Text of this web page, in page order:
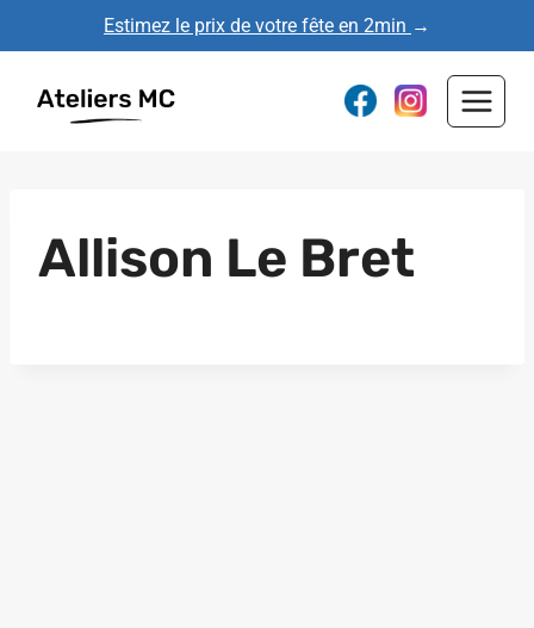
au
contenu
Estimez le prix de votre fête en 2min →
Allison Le Bret